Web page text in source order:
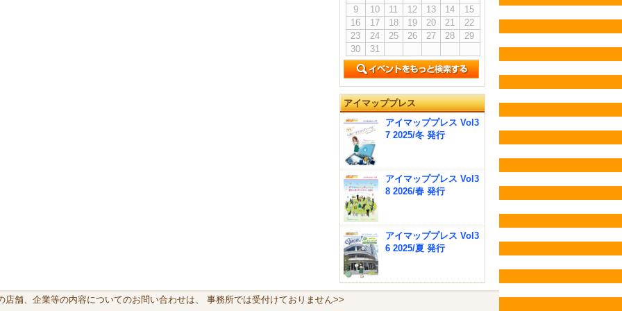
9
10 11 12 13 14
15
16
17 18 19 20 21
22
23
24 25 26 27 28
29
30
31
アイマッププレス
アイマッププレス Vol3
7 2025/冬 発行
アイマッププレス Vol3
8 2026/春 発行
アイマッププレス Vol3
6 2025/夏 発行
店舗、企業等の内容についてのお問い合わせは、 事務所では受付けておりません>>